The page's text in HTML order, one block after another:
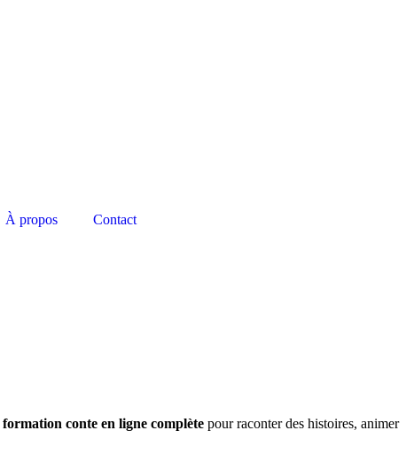
À propos Contact
formation conte en ligne complète pour raconter des histoires, animer